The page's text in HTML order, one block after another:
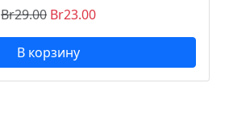
Br29.00 Br23.00
В корзину